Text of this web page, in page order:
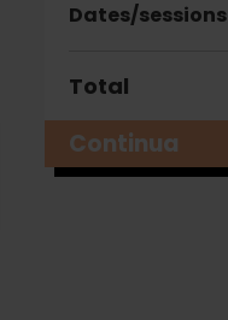
Dates/sessions
Total
Continua